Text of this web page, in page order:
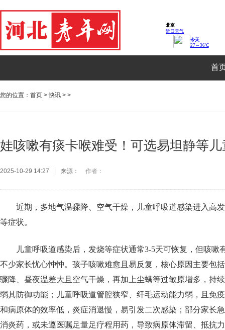
首
您的位置： 首页 >快讯 > >
娃咳嗽有痰卡喉难受！可选易坦静等
2025-10-29 14:27 来源： 作者：
近期，多地气温骤降、空气干燥，儿童呼吸道感染进入高
等症状。
儿童呼吸道感染后，发烧等症状通常3-5天可恢复，但咳嗽
不少家长忧心忡忡。孩子咳嗽难愈且易反复，核心原因主要包
骤降、昼夜温差大且空气干燥，再加上尘螨等过敏原增多，持
弱其防御功能；儿童呼吸道管腔狭窄、纤毛运动能力弱，且免
和病原体的效率低，炎症消退慢，易引发二次感染；部分家长
消炎药，或未遵医嘱足量足疗程用药，导致病原体滞留、抵抗